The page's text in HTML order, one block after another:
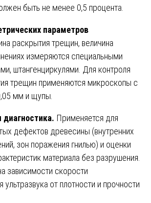
быть не менее 0,5 процента.
параметров
раскрытия трещин, величина
измеряются специальными
штангенциркулями. Для контроля
трещин применяются микроскопы с
мм и щупы.
диагностика. Применяется для
дефектов древесины (внутренних
зон поражения гнилью) и оценки
материала без разрушения.
зависимости скорости
ультразвука от плотности и прочности